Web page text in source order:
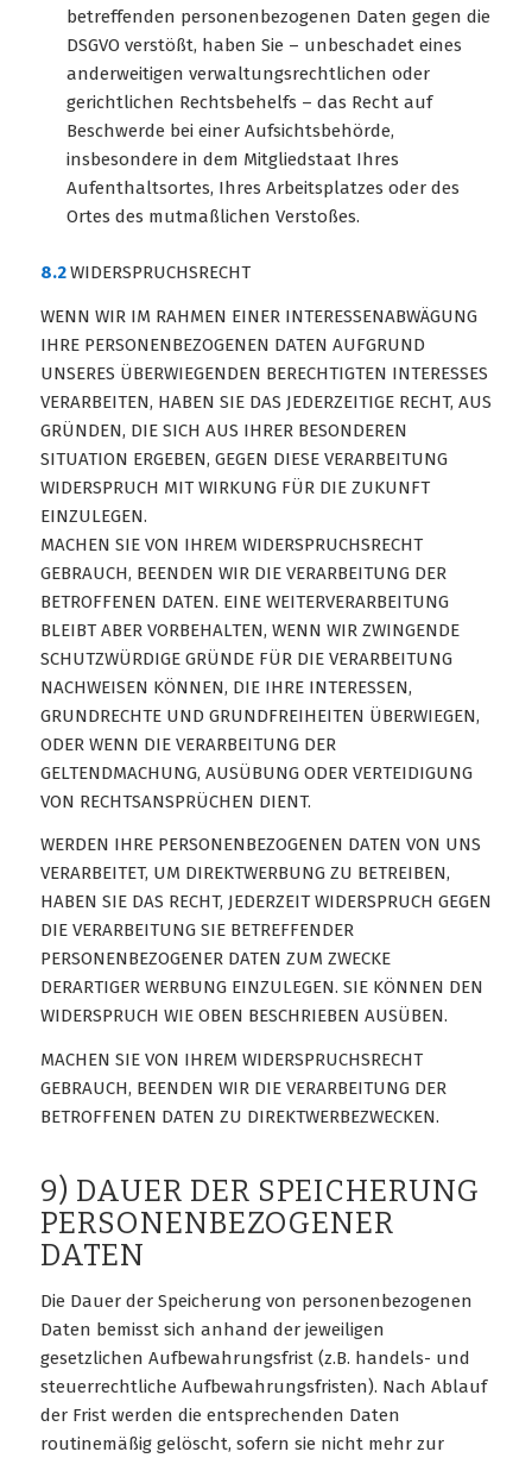
betreffenden personenbezogenen Daten gegen die
DSGVO verstößt, haben Sie – unbeschadet eines
anderweitigen verwaltungsrechtlichen oder
gerichtlichen Rechtsbehelfs – das Recht auf
Beschwerde bei einer Aufsichtsbehörde,
insbesondere in dem Mitgliedstaat Ihres
Aufenthaltsortes, Ihres Arbeitsplatzes oder des
Ortes des mutmaßlichen Verstoßes.
8.2WIDERSPRUCHSRECHT
WENN WIR IM RAHMEN EINER INTERESSENABWÄGUNG
IHRE PERSONENBEZOGENEN DATEN AUFGRUND
UNSERES ÜBERWIEGENDEN BERECHTIGTEN INTERESSES
VERARBEITEN, HABEN SIE DAS JEDERZEITIGE RECHT, AUS
GRÜNDEN, DIE SICH AUS IHRER BESONDEREN
SITUATION ERGEBEN, GEGEN DIESE VERARBEITUNG
WIDERSPRUCH MIT WIRKUNG FÜR DIE ZUKUNFT
EINZULEGEN.
MACHEN SIE VON IHREM WIDERSPRUCHSRECHT
GEBRAUCH, BEENDEN WIR DIE VERARBEITUNG DER
BETROFFENEN DATEN. EINE WEITERVERARBEITUNG
BLEIBT ABER VORBEHALTEN, WENN WIR ZWINGENDE
SCHUTZWÜRDIGE GRÜNDE FÜR DIE VERARBEITUNG
NACHWEISEN KÖNNEN, DIE IHRE INTERESSEN,
GRUNDRECHTE UND GRUNDFREIHEITEN ÜBERWIEGEN,
ODER WENN DIE VERARBEITUNG DER
GELTENDMACHUNG, AUSÜBUNG ODER VERTEIDIGUNG
VON RECHTSANSPRÜCHEN DIENT.
WERDEN IHRE PERSONENBEZOGENEN DATEN VON UNS
VERARBEITET, UM DIREKTWERBUNG ZU BETREIBEN,
HABEN SIE DAS RECHT, JEDERZEIT WIDERSPRUCH GEGEN
DIE VERARBEITUNG SIE BETREFFENDER
PERSONENBEZOGENER DATEN ZUM ZWECKE
DERARTIGER WERBUNG EINZULEGEN. SIE KÖNNEN DEN
WIDERSPRUCH WIE OBEN BESCHRIEBEN AUSÜBEN.
MACHEN SIE VON IHREM WIDERSPRUCHSRECHT
GEBRAUCH, BEENDEN WIR DIE VERARBEITUNG DER
BETROFFENEN DATEN ZU DIREKTWERBEZWECKEN.
9) DAUER DER SPEICHERUNG
PERSONENBEZOGENER
DATEN
Die Dauer der Speicherung von personenbezogenen
Daten bemisst sich anhand der jeweiligen
gesetzlichen Aufbewahrungsfrist (z.B. handels- und
steuerrechtliche Aufbewahrungsfristen). Nach Ablauf
der Frist werden die entsprechenden Daten
routinemäßig gelöscht, sofern sie nicht mehr zur